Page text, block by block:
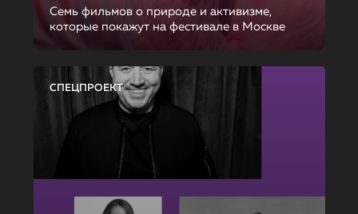
Семь фильмов о природе и активизме,
которые покажут на фестивале в Москве
СПЕЦПРОЕКТ